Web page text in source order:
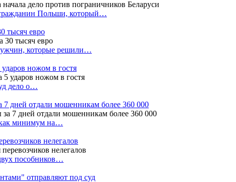
Польши, который…
тысяч евро
которые решили…
ножом в гостя
дело о…
7 дней отдали мошенникам более 360 000
как минимум на…
нелегалов
пособников…
отправляют под суд